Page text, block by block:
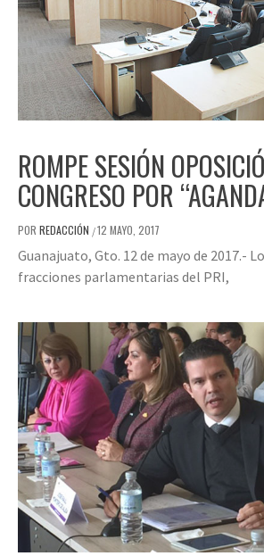
ROMPE SESIÓN
CONGRESO POR
POR REDACCIÓN /12 MAYO, 2017
Guanajuato, Gto. 12 de mayo de 2017.-
fracciones parlamentarias del PRI,